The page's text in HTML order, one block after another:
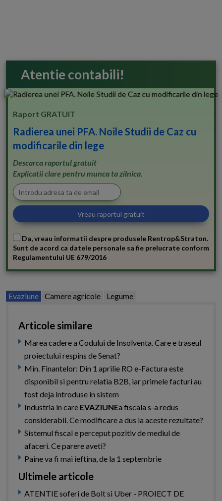
Atentie contabili!
Raport GRATUIT
Radierea unei PFA. Noile Studii de Caz cu
modificarile din lege
Descarca raportul gratuit
Explicatii clare pentru munca ta zilnica.
Da, vreau informatii despre produsele Rentrop&Straton.
Sunt de acord ca datele personale sa fie prelucrate conform
Regulamentului UE 679/2016
Evaziune Camere agricole Legume
Articole similare
Marea cadere a Codului de Insolventa. Care e traseul
proiectului respins de Senat?
Min. Finantelor: Din 1 aprilie RO e-Factura este
disponibil si pentru relatia B2B, iar primele facturi au
fost deja introduse in sistem
Industria in care EVAZIUNEa fiscala s-a redus
considerabil. Ce modificare a dus la aceste rezultate?
Sistemul fiscal e perceput pozitiv de mediul de
afaceri. Ce parere aveti?
Paine va fi mai ieftina, de la 1 septembrie
Ultimele articole
ATENTIE soferi de Bolt si Uber - PROIECT DE